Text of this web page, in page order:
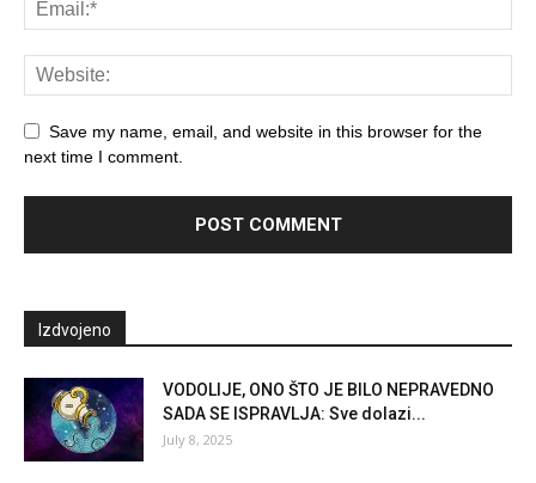
Save my name, email, and website in this browser for the
next time I comment.
Izdvojeno
VODOLIJE, ONO ŠTO JE BILO NEPRAVEDNO
SADA SE ISPRAVLJA: Sve dolazi...
July 8, 2025